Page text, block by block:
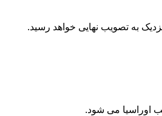
به تصویب نهایی خواهد رسید.
اوراسیا می شود.